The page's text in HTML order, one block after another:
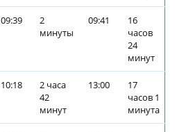
09:39
2
минуты
09:41
16
часов
24
минут
10:18
2 часа
42
минут
13:00
17
часов 1
минута